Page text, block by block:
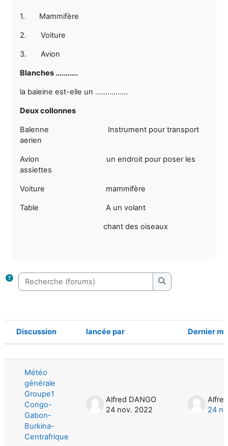
1. Mammifère
2. Voiture
3. Avion
Blanches ...........
la baleine est-elle un ................
Deux collonnes
Balenne Instrument pour transport
aerien
Avion un endroit pour poser les
assiettes
Voiture mammifère
Table A un volant
chant des oiseaux
Recherche (forums)
Recherche
Statut
Discussion lancée par Dernier
Météo
générale
Groupe1
Congo-
Gabon-
Burkina-
Centrafrique
Alfred DANGO
24 nov. 2022
24